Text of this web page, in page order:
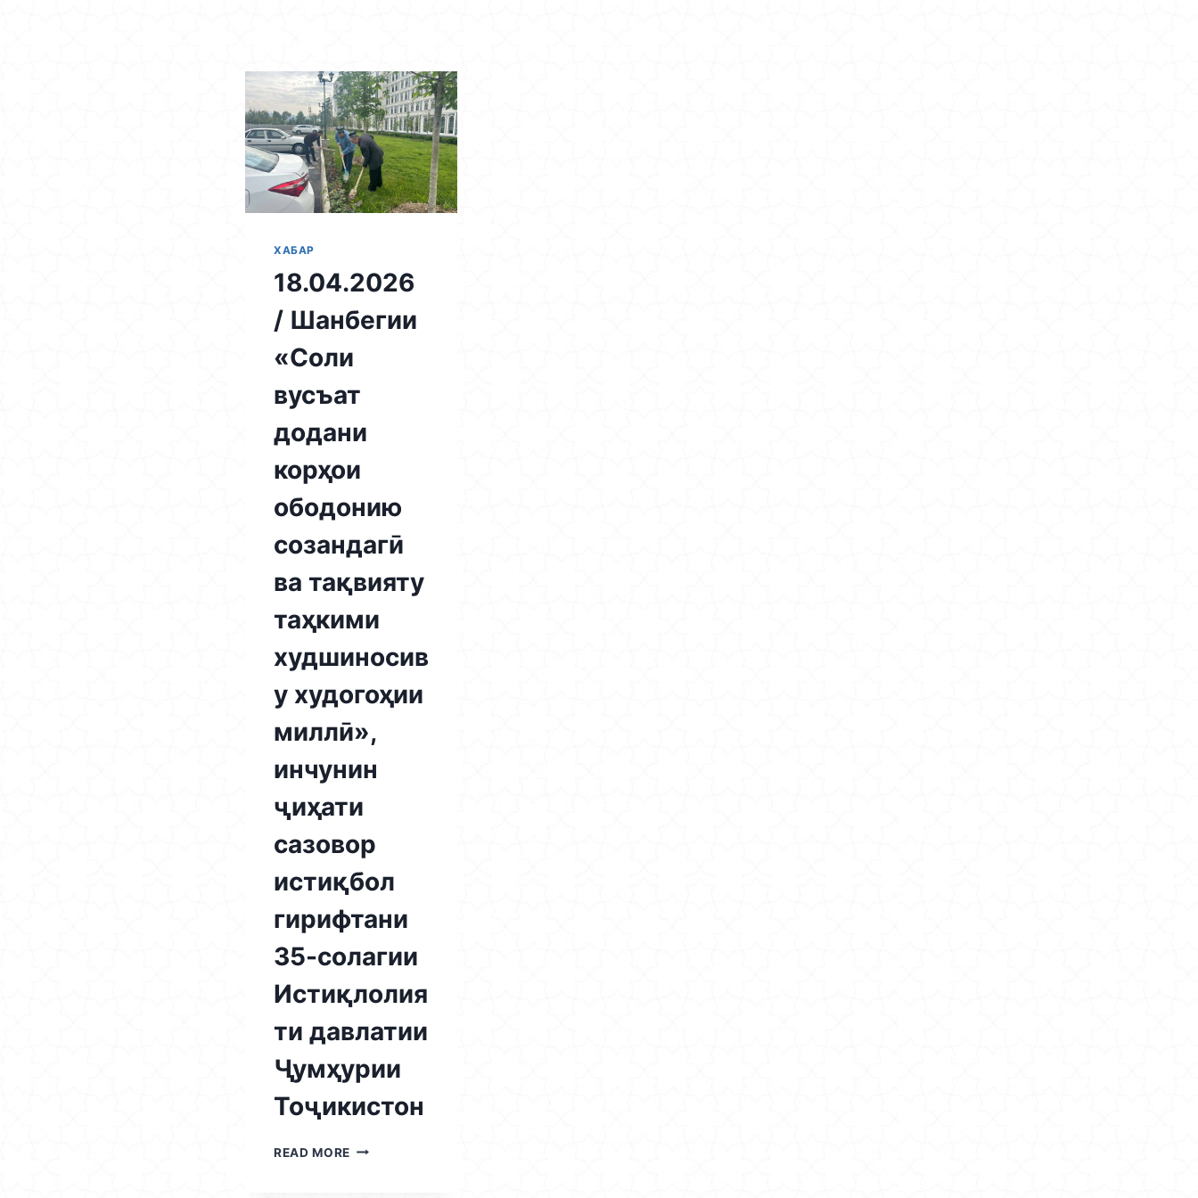
ХАБАР
18.04.2026
/ Шанбегии
«Соли
вусъат
додани
корҳои
ободонию
созандагӣ
ва тақвияту
таҳкими
худшиносив
у худогоҳии
миллӣ»,
инчунин
ҷиҳати
сазовор
истиқбол
гирифтани
35-солагии
Истиқлолия
ти давлатии
Ҷумҳурии
Тоҷикистон
READ MORE 18.04.2026